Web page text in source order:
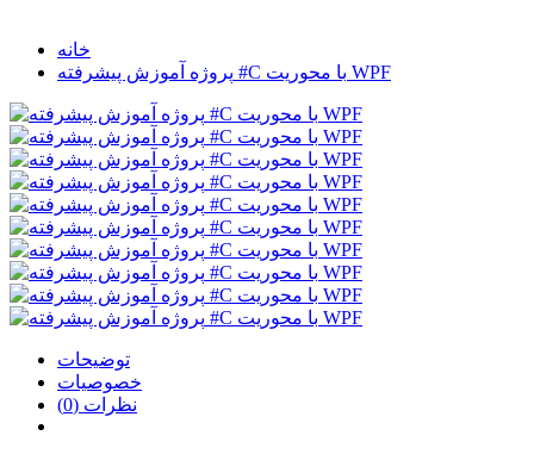
خانه
پروژه آموزش پیشرفته #C با محوریت WPF
توضیحات
خصوصیات
نظرات (0)